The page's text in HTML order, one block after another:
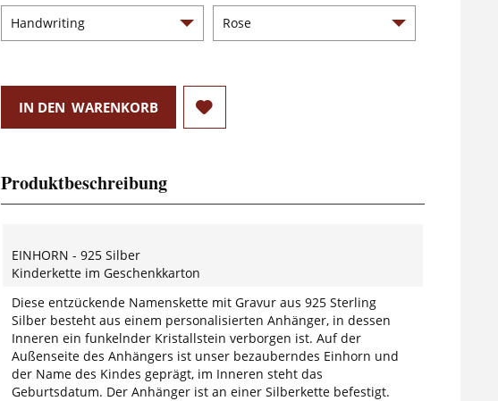
IN DEN WARENKORB
Produktbeschreibung
EINHORN - 925 Silber
Kinderkette im Geschenkkarton
Diese entzückende Namenskette mit Gravur aus 925 Sterling
Silber besteht aus einem personalisierten Anhänger, in dessen
Inneren ein funkelnder Kristallstein verborgen ist. Auf der
Außenseite des Anhängers ist unser bezauberndes Einhorn und
der Name des Kindes geprägt, im Inneren steht das
Geburtsdatum. Der Anhänger ist an einer Silberkette befestigt.